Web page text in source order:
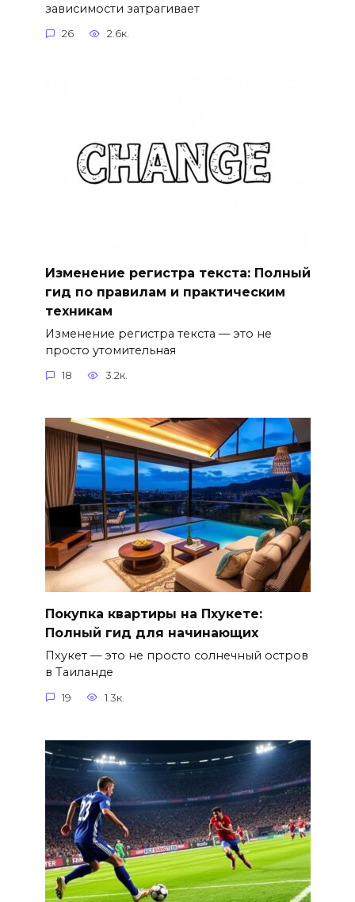
зависимости затрагивает
26 2.6к.
Изменение регистра текста: Полный
гид по правилам и практическим
техникам
Изменение регистра текста — это не
просто утомительная
18 3.2к.
Покупка квартиры на Пхукете:
Полный гид для начинающих
Пхукет — это не просто солнечный остров
в Таиланде
19 1.3к.